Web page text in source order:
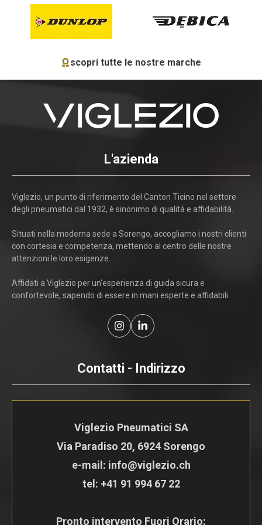
scopri tutte le nostre marche
L'azienda
Viglezio, un punto di riferimento del Canton Ticino nel settore
degli pneumatici dal 1932, è sinonimo di qualità e affidabilità.
Situati nella moderna sede a Sorengo, accogliamo i nostri clienti
con cortesia e competenza, mettendo al centro delle nostre
attenzioni le loro esigenze.
Affidati a Viglezio per un'esperienza di guida sicura e
confortevole, sapendo di essere in mani esperte e affidabili.
Contatti - Indirizzo
Viglezio Pneumatici SA
Via Paradiso 20, 6924 Sorengo
e-mail: info@viglezio.ch
tel: +41 91 994 67 22
Pronto intervento Fuori Orario: